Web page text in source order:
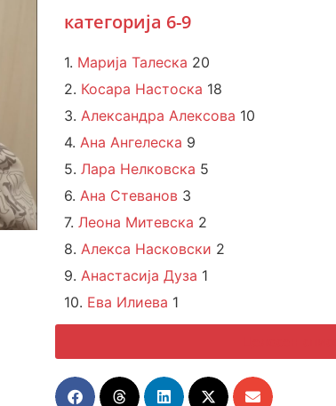
категорија 6-9
1. Марија Талеска 20
2. Косара Настоска 18
3. Александра Алексова 10
4. Ана Ангелеска 9
5. Лара Нелковска 5
6. Ана Стеванов 3
7. Леона Митевска 2
8. Алекса Насковски 2
9. Анастасија Дуза 1
10. Ева Илиева 1